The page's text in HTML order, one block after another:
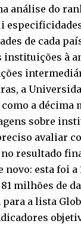
análise do
de cada
instituições à
a
como a
sobre
avaliar
resultado
esta foi a
milhões de
a lista